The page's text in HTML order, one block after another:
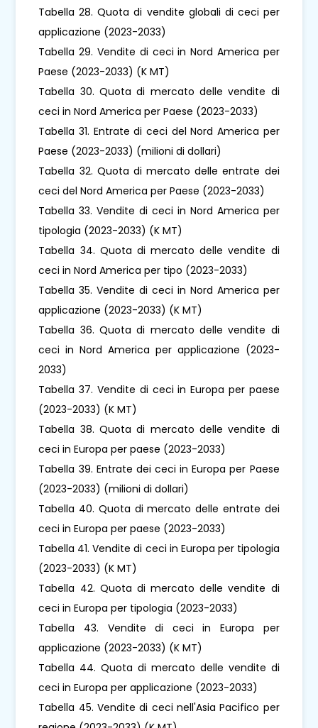
Tabella 28. Quota di vendite globali di ceci per
applicazione (2023-2033)
Tabella 29. Vendite di ceci in Nord America per
Paese (2023-2033) (K MT)
Tabella 30. Quota di mercato delle vendite di
ceci in Nord America per Paese (2023-2033)
Tabella 31. Entrate di ceci del Nord America per
Paese (2023-2033) (milioni di dollari)
Tabella 32. Quota di mercato delle entrate dei
ceci del Nord America per Paese (2023-2033)
Tabella 33. Vendite di ceci in Nord America per
tipologia (2023-2033) (K MT)
Tabella 34. Quota di mercato delle vendite di
ceci in Nord America per tipo (2023-2033)
Tabella 35. Vendite di ceci in Nord America per
applicazione (2023-2033) (K MT)
Tabella 36. Quota di mercato delle vendite di
ceci in Nord America per applicazione (2023-
2033)
Tabella 37. Vendite di ceci in Europa per paese
(2023-2033) (K MT)
Tabella 38. Quota di mercato delle vendite di
ceci in Europa per paese (2023-2033)
Tabella 39. Entrate dei ceci in Europa per Paese
(2023-2033) (milioni di dollari)
Tabella 40. Quota di mercato delle entrate dei
ceci in Europa per paese (2023-2033)
Tabella 41. Vendite di ceci in Europa per tipologia
(2023-2033) (K MT)
Tabella 42. Quota di mercato delle vendite di
ceci in Europa per tipologia (2023-2033)
Tabella 43. Vendite di ceci in Europa per
applicazione (2023-2033) (K MT)
Tabella 44. Quota di mercato delle vendite di
ceci in Europa per applicazione (2023-2033)
Tabella 45. Vendite di ceci nell'Asia Pacifico per